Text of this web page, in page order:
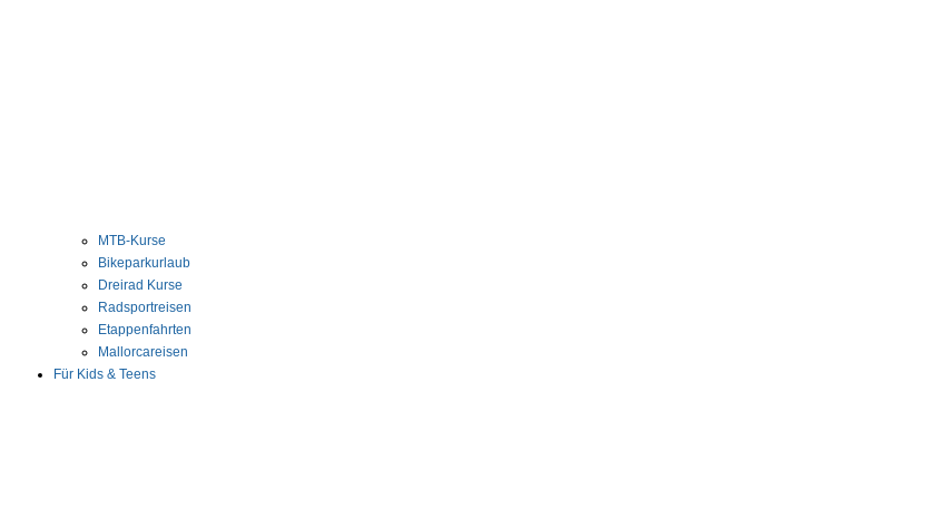
MTB-Kurse
Bikeparkurlaub
Dreirad Kurse
Radsportreisen
Etappenfahrten
Mallorcareisen
Für Kids & Teens